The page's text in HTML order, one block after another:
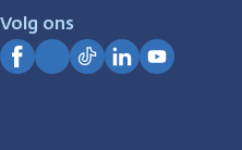
Volg ons